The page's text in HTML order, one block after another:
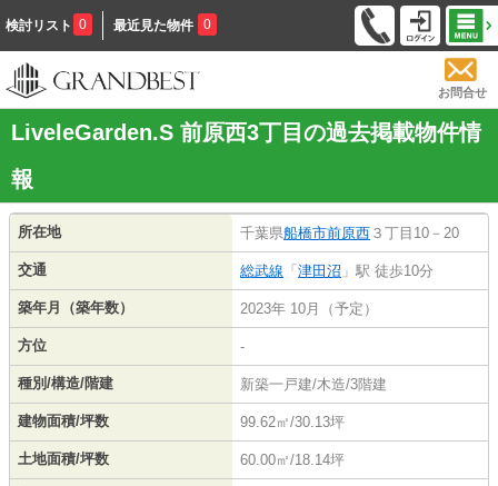
検討リスト 0 最近見た物件 0
お問合せ
LiveleGarden.S 前原西3丁目の過去掲載物件情
報
所在地 千葉県船橋市前原西 ３丁目10－20
交通 総武線 「 津田沼 」駅 徒歩10分
築年月（築年数） 2023年 10月（予定）
方位 -
種別/構造/階建 新築一戸建/木造/3階建
建物面積/坪数 99.62㎡/30.13坪
土地面積/坪数 60.00㎡/18.14坪